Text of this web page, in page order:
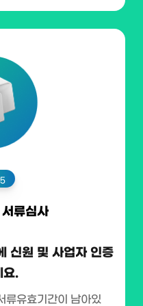
류심사
신원 및 사업자 인증
요.
류유효기간이 남아있